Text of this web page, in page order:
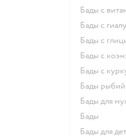
Бады с
Бады с
Бады с
Бады с
Бады с
Бады
Бады для
Бады
Бады для